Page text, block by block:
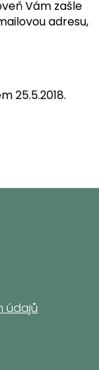
Vám zašle
adresu,
25.5.2018.
údajů